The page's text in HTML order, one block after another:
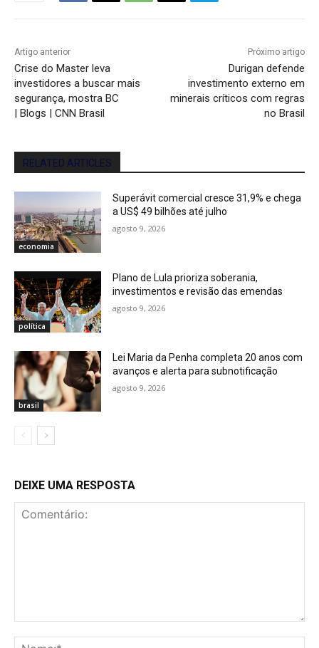
Artigo anterior
Crise do Master leva
investidores a buscar mais
segurança, mostra BC
| Blogs | CNN Brasil
Próximo artigo
Durigan defende
investimento externo em
minerais críticos com regras
no Brasil
RELATED ARTICLES
economia
Superávit comercial cresce 31,9% e chega
a US$ 49 bilhões até julho
agosto 9, 2026
política
Plano de Lula prioriza soberania,
investimentos e revisão das emendas
agosto 9, 2026
brasil
Lei Maria da Penha completa 20 anos com
avanços e alerta para subnotificação
agosto 9, 2026
DEIXE UMA RESPOSTA